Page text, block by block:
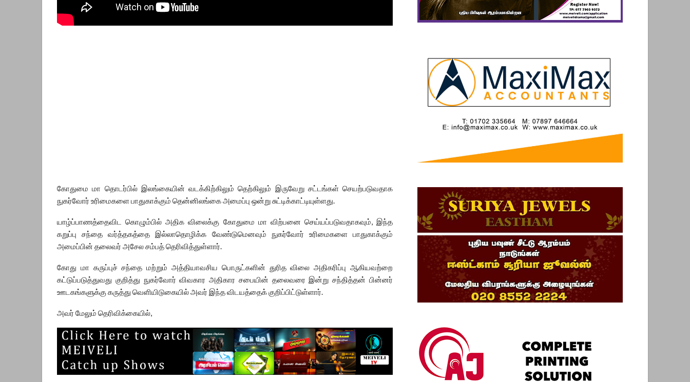
கோதுமை மா தொடர்பில் இலங்கையின் வடக்கிற்கிலும் தெற்கிலும் இருவேறு சட்டங்கள் செயற்படுவதாக
நுகர்வோர் உரிமைகளை பாதுகாக்கும் தென்னிலங்கை அமைப்பு ஒன்று சுட்டிக்காட்டியுள்ளது.
யாழ்ப்பாணத்தைவிட கொழும்பில் அதிக விலைக்கு கோதுமை மா விற்பனை செய்யப்படுவதாகவும், இந்த
கறுப்பு சந்தை வர்த்தகத்தை இல்லாதொழிக்க வேண்டுமெனவும் நுகர்வோர் உரிமைகளை பாதுகாக்கும்
அமைப்பின் தலைவர் அசேல சம்பத் தெரிவித்துள்ளார்.
கோது மா கருப்புச் சந்தை மற்றும் அத்தியாவசிய பொருட்களின் துரித விலை அதிகரிப்பு ஆகியவற்றை
கட்டுப்படுத்துவது குறித்து நுகர்வோர் விவகார அதிகார சபையின் தலைவரை இன்று சந்தித்தன் பின்னர்
ஊடகங்களுக்கு கருத்து வெளியிடுகையில் அவர் இந்த விடயத்தைக் குறிப்பிட்டுள்ளார்.
அவர் மேலும் தெரிவிக்கையில்,